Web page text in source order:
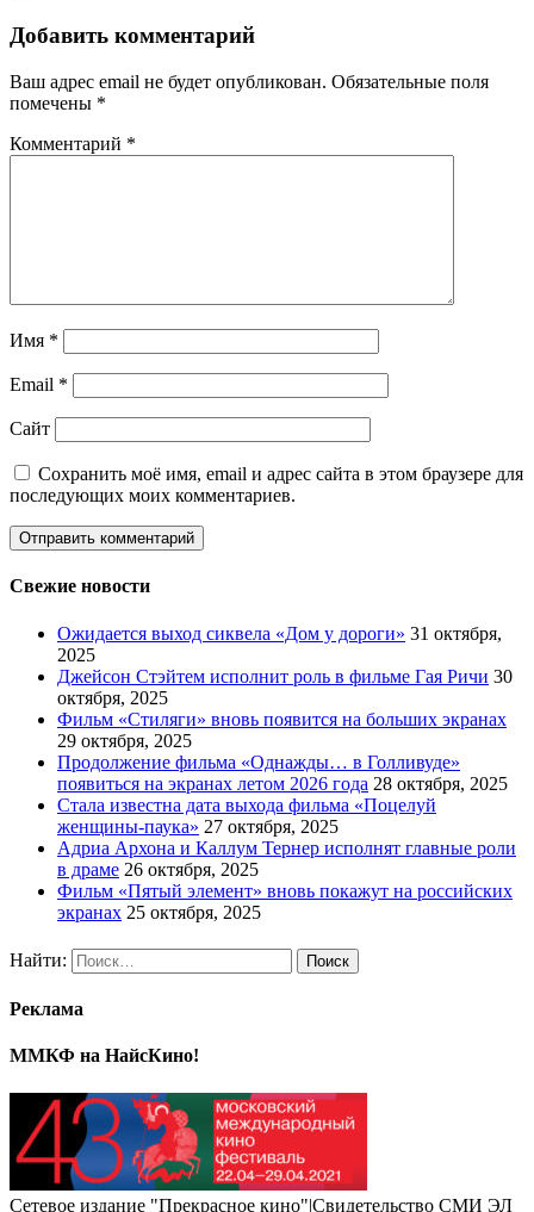
Добавить комментарий
Ваш адрес email не будет опубликован. Обязательные поля
помечены *
Комментарий *
Имя *
Email *
Сайт
Сохранить моё имя, email и адрес сайта в этом браузере для
последующих моих комментариев.
Свежие новости
Ожидается выход сиквела «Дом у дороги» 31 октября,
2025
Джейсон Стэйтем исполнит роль в фильме Гая Ричи 30
октября, 2025
Фильм «Стиляги» вновь появится на больших экранах
29 октября, 2025
Продолжение фильма «Однажды… в Голливуде»
появиться на экранах летом 2026 года 28 октября, 2025
Стала известна дата выхода фильма «Поцелуй
женщины-паука» 27 октября, 2025
Адриа Архона и Каллум Тернер исполнят главные роли
в драме 26 октября, 2025
Фильм «Пятый элемент» вновь покажут на российских
экранах 25 октября, 2025
Найти:
Реклама
ММКФ на НайсКино!
Сетевое издание "Прекрасное кино"|Свидетельство СМИ ЭЛ